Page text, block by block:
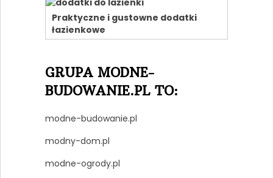
Praktyczne i gustowne dodatki
łazienkowe
GRUPA MODNE-
BUDOWANIE.PL TO:
modne-budowanie.pl
modny-dom.pl
modne-ogrody.pl